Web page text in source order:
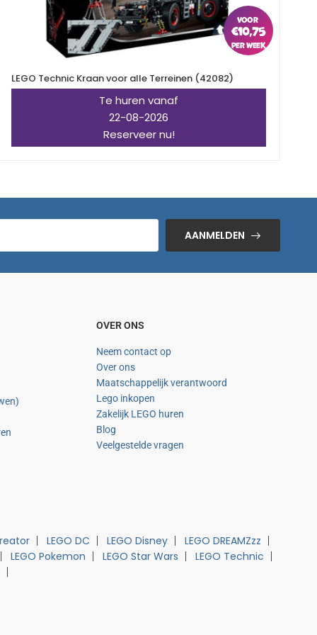
€10,75
LEGO Technic Kraan voor alle Terreinen (42082)
Te huren vanaf
22-08-2026
Reserveer nu!
AANMELDEN
OVER ONS
Neem contact op
Over ons
Maatschappelijk verantwoord
Lego inkopen
Zakelijk LEGO huren
Blog
Veelgestelde vragen
LEGO DC LEGO Disney
LEGO DREAMZzz
LEGO Pokemon LEGO Star Wars
LEGO Technic